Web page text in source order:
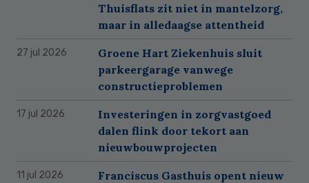
Thuisflats zit niet in mantelzorg,
maar in alledaagse attentheid
27 jul 2026
Groene Hart Ziekenhuis sluit
parkeergarage vanwege
constructieproblemen
17 jul 2026
Investeringen in zorgvastgoed
dalen flink door tekort aan
nieuwbouwprojecten
11 jul 2026
Franciscus Gasthuis opent nieuw